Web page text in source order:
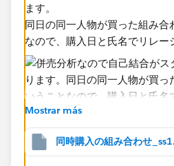
ます。
同日の同一人物が買った組み合
なので、購入日と氏名でリレー
Mostrar más
同時購入の組み合わせ